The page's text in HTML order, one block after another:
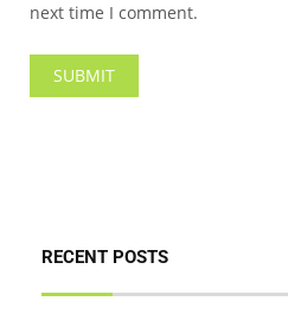
next time I comment.
RECENT POSTS